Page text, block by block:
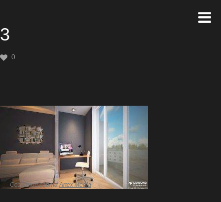
3
0
Создание сайтаArtex Media